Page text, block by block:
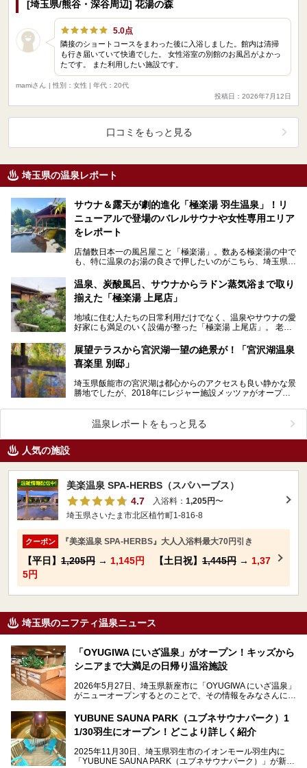
[埼玉県/熊谷・深谷周辺] 花湯の森
5.0点
隣接のショートコースをまわった後に入浴しました。館内は清掃
も行き届いていて快適でした。 女性浴室の別館のお風呂がよかっ
たです。 また利用したい施設です。
mamiさん
| 性別：女性 | 年代：20代
投稿日：2026年7月12日
口コミをもっと見る
埼玉県の温泉レポート
サウナ＆露天が劇的進化「極楽湯 羽生温泉」！リ
ニューアルで登場のバレルサウナや女性専用エリア
をレポート
店舗数日本一の風呂屋こと「極楽湯」。数ある極楽湯の中で
も、特に温泉のお湯の良さで押したいのがこちら、埼玉県羽
温泉、炭酸風呂、サウナからラドン蒸気浴まで取り
揃えた「極楽湯 上尾店」
地域に住む人たちの日常利用だけでなく、温泉やサウナの愛
好家にも満足のいく設備が整った「極楽湯 上尾店」。 老若
展望テラスから宮沢湖一望の絶景が！「宮沢湖温泉
喜楽里 別邸」
埼玉県飯能市の宮沢湖は都心からのアクセスも良い静かな景
勝地でしたが、2018年にレジャー施設メッツァがオープ
温泉レポートをもっと見る
人気の施設
美楽温泉 SPA-HERBS（スパハーブス）
4.7
入浴料： 1,205円〜
埼玉県さいたま市北区植竹町1-816-8
クーポン 『美楽温泉 SPA-HERBS』大人入浴料最大70円引き
【平日】 1,205円 → 1,145円 【土日祝】 1,445円 → 1,37
5円
埼玉県のニフティ温泉ニュース
「OYUGIWA にいざ温泉」がオープン！キッズから
シニアまで大満足の日帰り温浴施設
2026年5月27日、埼玉県新座市に「OYUGIWA にいざ温泉」
がニューオープンするとのことで、その情報をみなさんにい
メインとなる黒湯の天然温泉や本格的なサウナをはじめ、4
種類のリラックスルームやお食事処、他施設とは一線を画す
てきました！
YUBUNE SAUNA PARK（ユブネサウナパーク）1
1/30羽生にオープン！どこより詳しく紹介
2025年11月30日、埼玉県羽生市のイオンモール羽生内に
「YUBUNE SAUNA PARK（ユブネサウナパーク）」が新規